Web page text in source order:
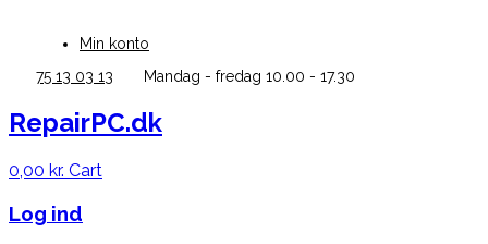
Min konto
75 13 03 13
Mandag - fredag 10.00 - 17.30
RepairPC.dk
0,00 kr. Cart
Log ind